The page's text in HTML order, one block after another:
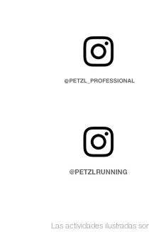
Las actividades ilustradas